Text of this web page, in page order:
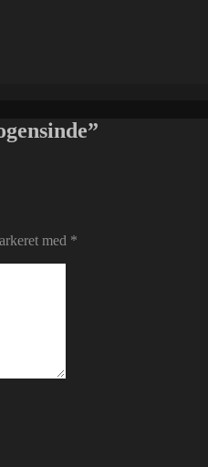
med *